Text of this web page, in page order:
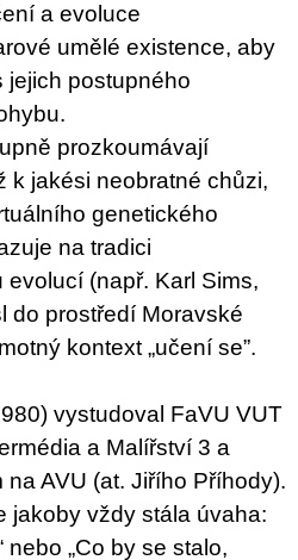
a evoluce
umělé existence, aby
jejich postupného
prozkoumávají
k jakési neobratné chůzi,
genetického
na tradici
evolucí (např. Karl Sims,
do prostředí Moravské
kontext „učení se”.
vystudoval FaVU VUT
a Malířství 3 a
AVU (at. Jiřího Příhody).
jakoby vždy stála úvaha:
„Co by se stalo,